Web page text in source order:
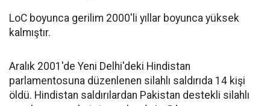
LoC boyunca gerilim 2000'li yıllar boyunca yüksek
kalmıştır.
Aralık 2001'de Yeni Delhi'deki Hindistan
parlamentosuna düzenlenen silahlı saldırıda 14 kişi
öldü. Hindistan saldırılardan Pakistan destekli silahlı